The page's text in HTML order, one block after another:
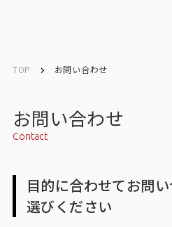
トップ
TOP お問い合わせ
お問い合わせ
Contact
目的に合わせてお問
選びください